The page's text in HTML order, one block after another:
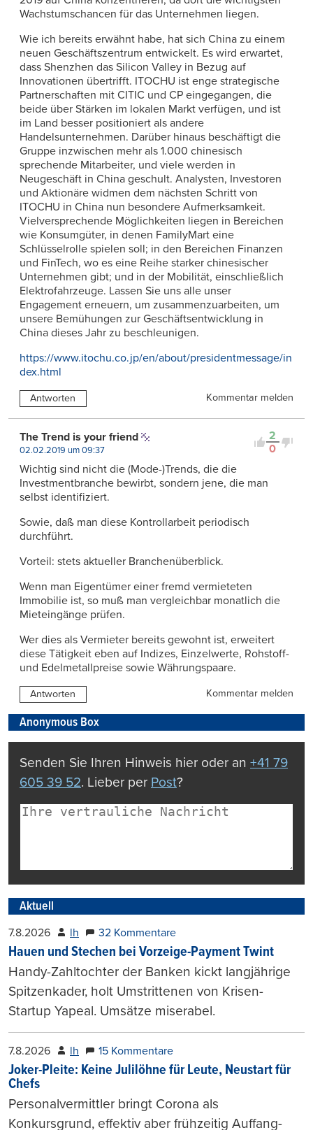
Wachstumschancen für das Unternehmen liegen.
Wie ich bereits erwähnt habe, hat sich China zu einem
neuen Geschäftszentrum entwickelt. Es wird erwartet,
dass Shenzhen das Silicon Valley in Bezug auf
Innovationen übertrifft. ITOCHU ist enge strategische
Partnerschaften mit CITIC und CP eingegangen, die
beide über Stärken im lokalen Markt verfügen, und ist
im Land besser positioniert als andere
Handelsunternehmen. Darüber hinaus beschäftigt die
Gruppe inzwischen mehr als 1.000 chinesisch
sprechende Mitarbeiter, und viele werden in
Neugeschäft in China geschult. Analysten, Investoren
und Aktionäre widmen dem nächsten Schritt von
ITOCHU in China nun besondere Aufmerksamkeit.
Vielversprechende Möglichkeiten liegen in Bereichen
wie Konsumgüter, in denen FamilyMart eine
Schlüsselrolle spielen soll; in den Bereichen Finanzen
und FinTech, wo es eine Reihe starker chinesischer
Unternehmen gibt; und in der Mobilität, einschließlich
Elektrofahrzeuge. Lassen Sie uns alle unser
Engagement erneuern, um zusammenzuarbeiten, um
unsere Bemühungen zur Geschäftsentwicklung in
China dieses Jahr zu beschleunigen.
https://www.itochu.co.jp/en/about/presidentmessage/in
dex.html
Antworten Kommentar melden
2
0
The Trend is your friend
02.02.2019 um 09:37
Wichtig sind nicht die (Mode-)Trends, die die
Investmentbranche bewirbt, sondern jene, die man
selbst identifiziert.
Sowie, daß man diese Kontrollarbeit periodisch
durchführt.
Vorteil: stets aktueller Branchenüberblick.
Wenn man Eigentümer einer fremd vermieteten
Immobilie ist, so muß man vergleichbar monatlich die
Mieteingänge prüfen.
Wer dies als Vermieter bereits gewohnt ist, erweitert
diese Tätigkeit eben auf Indizes, Einzelwerte, Rohstoff-
und Edelmetallpreise sowie Währungspaare.
Antworten Kommentar melden
Anonymous Box
Senden Sie Ihren Hinweis hier oder an +41 79
605 39 52. Lieber per Post?
Aktuell
7.8.2026 lh 32 Kommentare
Hauen und Stechen bei Vorzeige-Payment Twint
Handy-Zahltochter der Banken kickt langjährige
Spitzenkader, holt Umstrittenen von Krisen-
Startup Yapeal. Umsätze miserabel.
7.8.2026 lh 15 Kommentare
Joker-Pleite: Keine Julilöhne für Leute, Neustart für
Chefs
Personalvermittler bringt Corona als
Konkursgrund, effektiv aber frühzeitig Auffang-